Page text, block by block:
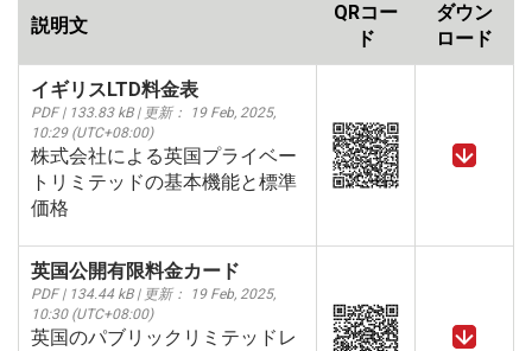
説明文
QRコー
ド
ダウン
ロード
イギリスLTD料金表
PDF | 133.83 kB | 更新： 19 Feb, 2025,
10:29 (UTC+08:00)
株式会社による英国プライベー
トリミテッドの基本機能と標準
価格
英国公開有限料金カード
PDF | 134.44 kB | 更新： 19 Feb, 2025,
10:30 (UTC+08:00)
英国のパブリックリミテッドレ